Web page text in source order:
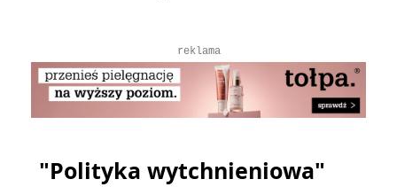
reklama
"Polityka wytchnieniowa"